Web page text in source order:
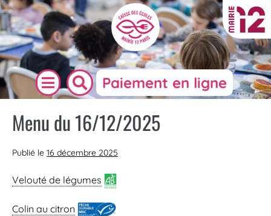
Paiement en ligne
Menu du 16/12/2025
Publié le 16 décembre 2025
Velouté de légumes
Colin au citron